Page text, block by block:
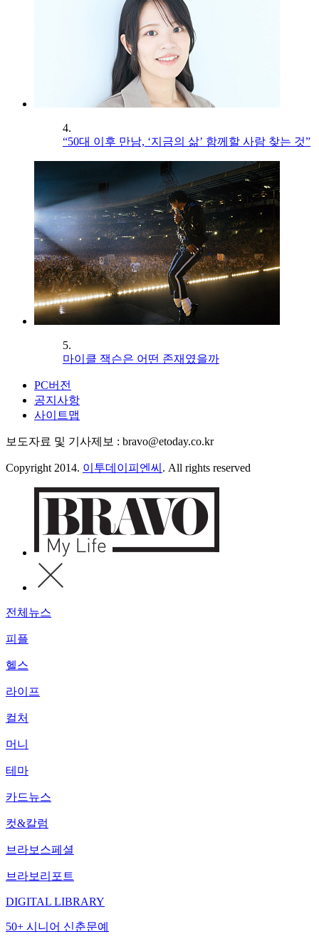
4.
“50대 이후 만남, ‘지금의 삶’ 함께할 사람 찾는 것”
5.
마이클 잭슨은 어떤 존재였을까
PC버전
공지사항
사이트맵
보도자료 및 기사제보 : bravo@etoday.co.kr
Copyright 2014. 이투데이피엔씨 . All rights reserved
전체뉴스
피플
헬스
라이프
컬처
머니
테마
카드뉴스
컷&칼럼
브라보스페셜
브라보리포트
DIGITAL LIBRARY
50+ 시니어 신춘문예